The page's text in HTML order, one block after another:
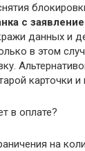
с
данных и
в этом
карточки
в оплате?
на